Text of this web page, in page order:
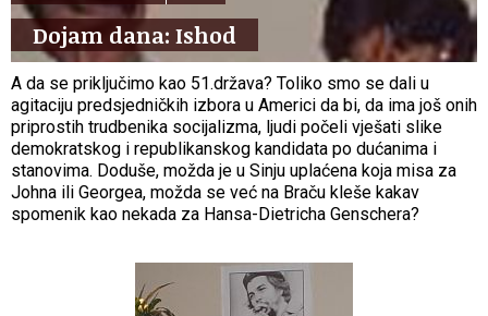
Dojam dana: Ishod
A da se priključimo kao 51.država? Toliko smo se dali u
agitaciju predsjedničkih izbora u Americi da bi, da ima još onih
priprostih trudbenika socijalizma, ljudi počeli vješati slike
demokratskog i republikanskog kandidata po dućanima i
stanovima. Doduše, možda je u Sinju uplaćena koja misa za
Johna ili Georgea, možda se već na Braču kleše kakav
spomenik kao nekada za Hansa-Dietricha Genschera?